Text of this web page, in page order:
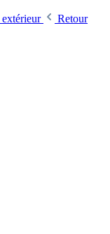
extérieur
Retour